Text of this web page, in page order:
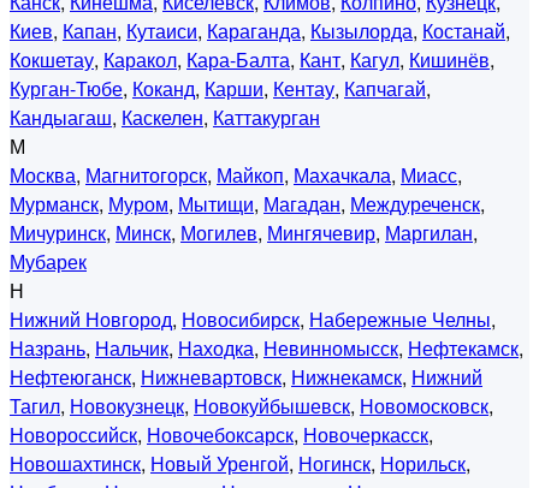
Киев, Капан, Кутаиси, Караганда, Кызылорда, Костанай,
Кокшетау, Каракол, Кара-Балта, Кант, Кагул, Кишинёв,
Курган-Тюбе, Коканд, Карши, Кентау, Капчагай,
Кандыагаш, Каскелен, Каттакурган
М
Москва, Магнитогорск, Майкоп, Махачкала, Миасс,
Мурманск, Муром, Мытищи, Магадан, Междуреченск,
Мичуринск, Минск, Могилев, Мингячевир, Маргилан,
Мубарек
Н
Нижний Новгород, Новосибирск, Набережные Челны,
Назрань, Нальчик, Находка, Невинномысск, Нефтекамск,
Нефтеюганск, Нижневартовск, Нижнекамск, Нижний
Тагил, Новокузнецк, Новокуйбышевск, Новомосковск,
Новороссийск, Новочебоксарск, Новочеркасск,
Новошахтинск, Новый Уренгой, Ногинск, Норильск,